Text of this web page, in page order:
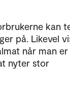
kan
på. Likevel
når man
nyter stor